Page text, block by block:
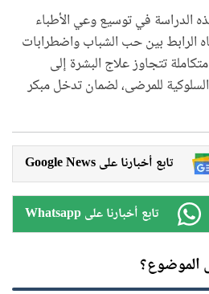
الدراسة في توسيع وعي الأطباء
الرابط بين حب الشباب واضطرابات
تتجاوز علاج البشرة إلى
للمرضى، لضمان تدخل مبكر
Google News تابع أخبارنا على
Whatsapp تابع أخبارنا على
الموضوع؟